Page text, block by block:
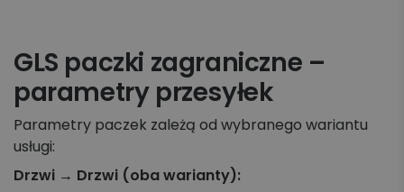
GLS paczki zagraniczne –
parametry przesyłek
Parametry paczek zależą od wybranego wariantu
usługi:
Drzwi → Drzwi (oba warianty):